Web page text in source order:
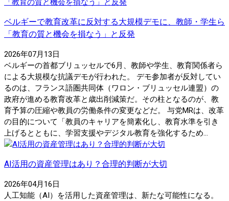
ベルギーで教育改革に反対する大規模デモに、教師・学生ら
「教育の質と機会を損なう」と反発
2026年07月13日
ベルギーの首都ブリュッセルで6月、教師や学生、教育関係者ら
による大規模な抗議デモが行われた。 デモ参加者が反対してい
るのは、フランス語圏共同体（ワロン・ブリュッセル連盟）の
政府が進める教育改革と歳出削減策だ。その柱となるのが、教
育予算の圧縮や教員の労働条件の変更などだ。 与党MRは、改革
の目的について「教員のキャリアを簡素化し、教育水準を引き
上げるとともに、学習支援やデジタル教育を強化するため...
AI活用の資産管理はあり？合理的判断が大切
2026年04月16日
人工知能（AI）を活用した資産管理は、新たな可能性になる。